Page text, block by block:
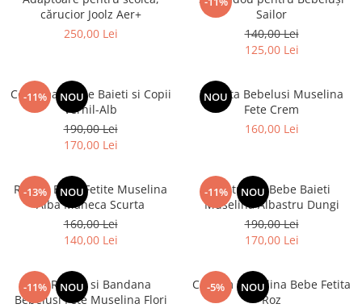
cărucior Joolz Aer+
250,00 Lei
Sailor
140,00 Lei
125,00 Lei
-11% NOU
Costumas Bebe Baieti si Copii
Vernil-Alb
190,00 Lei
170,00 Lei
NOU
Rochita Bebelusi Muselina
Fete Crem
160,00 Lei
-13% NOU
Rochie Bebe Fetite Muselina
Alba Maneca Scurta
160,00 Lei
140,00 Lei
-11% NOU
Costumas Bebe Baieti
Muselina Albastru Dungi
190,00 Lei
170,00 Lei
-11% NOU
Set Rochie si Bandana
Bebelusi Fete Muselina Flori
-5% NOU
Costum Muselina Bebe Fetita
Roz